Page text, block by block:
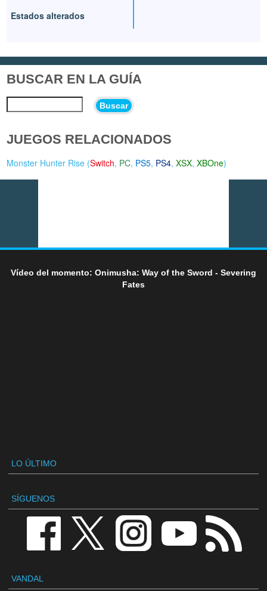
Estados alterados
BUSCAR EN LA GUÍA
Buscar
JUEGOS RELACIONADOS
Monster Hunter Rise (Switch, PC, PS5, PS4,XSX,XBOne)
Vídeo del momento: Onimusha: Way of the Sword - Severing
Fates
LO ÚLTIMO
SÍGUENOS
VANDAL